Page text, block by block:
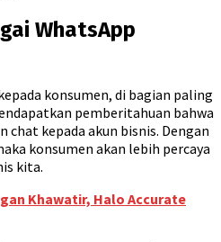
WhatsApp
konsumen, di bagian paling
pemberitahuan bahwa
chat kepada akun bisnis. Dengan
konsumen akan lebih percaya
kita.
Khawatir, Halo Accurate